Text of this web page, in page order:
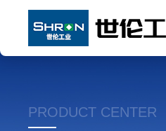
PRODUCT CENTER